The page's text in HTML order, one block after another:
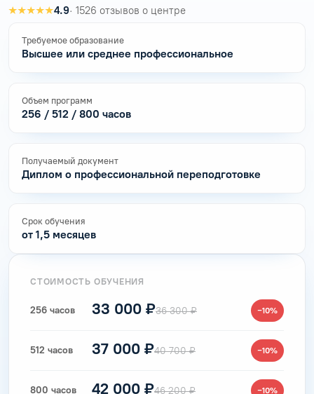
★★★★★4.9· 1526 отзывов о центре
Требуемое образование
Высшее или среднее профессиональное
Объем программ
256 / 512 / 800 часов
Получаемый документ
Диплом о профессиональной переподготовке
Срок обучения
от 1,5 месяцев
СТОИМОСТЬ ОБУЧЕНИЯ
256 часов 33 000 ₽36 300 ₽ −10%
512 часов 37 000 ₽40 700 ₽ −10%
800 часов 42 000 ₽46 200 ₽ −10%